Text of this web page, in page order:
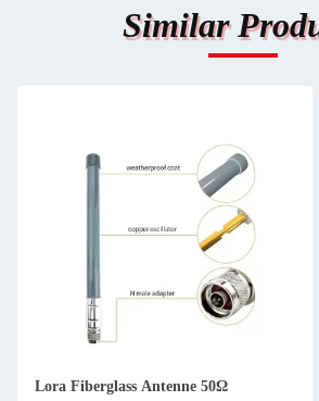
Similar
Lora Fiberglass Antenne 50Ω